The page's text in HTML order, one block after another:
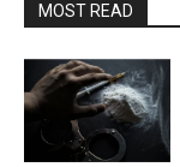
MOST READ